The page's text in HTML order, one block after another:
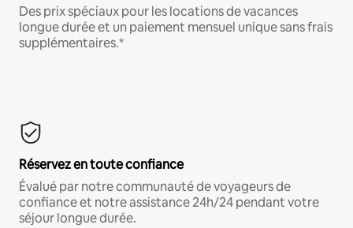
Des prix spéciaux pour les locations de vacances
longue durée et un paiement mensuel unique sans frais
supplémentaires.*
Réservez en toute confiance
Évalué par notre communauté de voyageurs de
confiance et notre assistance 24h/24 pendant votre
séjour longue durée.